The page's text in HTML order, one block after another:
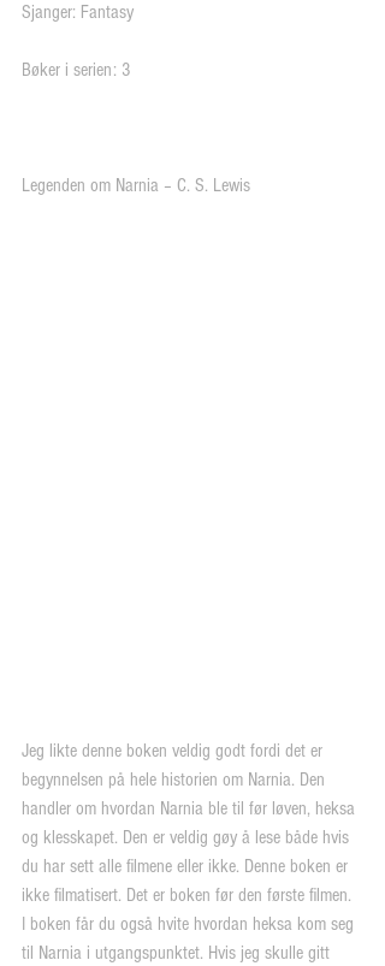
Sjanger: Fantasy
Bøker i serien: 3
Legenden om Narnia – C. S. Lewis
Jeg likte denne boken veldig godt fordi det er
begynnelsen på hele historien om Narnia. Den
handler om hvordan Narnia ble til før løven, heksa
og klesskapet. Den er veldig gøy å lese både hvis
du har sett alle filmene eller ikke. Denne boken er
ikke filmatisert. Det er boken før den første filmen.
I boken får du også hvite hvordan heksa kom seg
til Narnia i utgangspunktet. Hvis jeg skulle gitt